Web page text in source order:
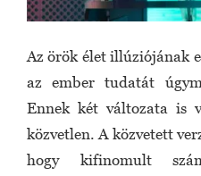
Az örök élet illúziójának
az ember tudatát
Ennek két változata is
közvetlen. A közvetett
hogy kifinomult